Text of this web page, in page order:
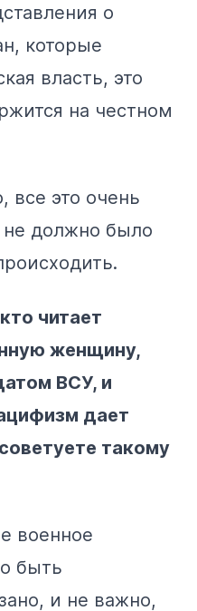
о
которые
власть, это
на честном
все это очень
не должно было
читает
женщину,
ВСУ, и
дает
такому
военное
быть
и не важно,